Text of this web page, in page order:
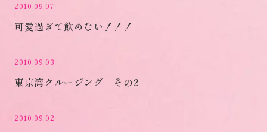
2010.09.07
可愛過ぎて飲めない！！！
2010.09.03
東京湾クルージング その2
2010.09.02